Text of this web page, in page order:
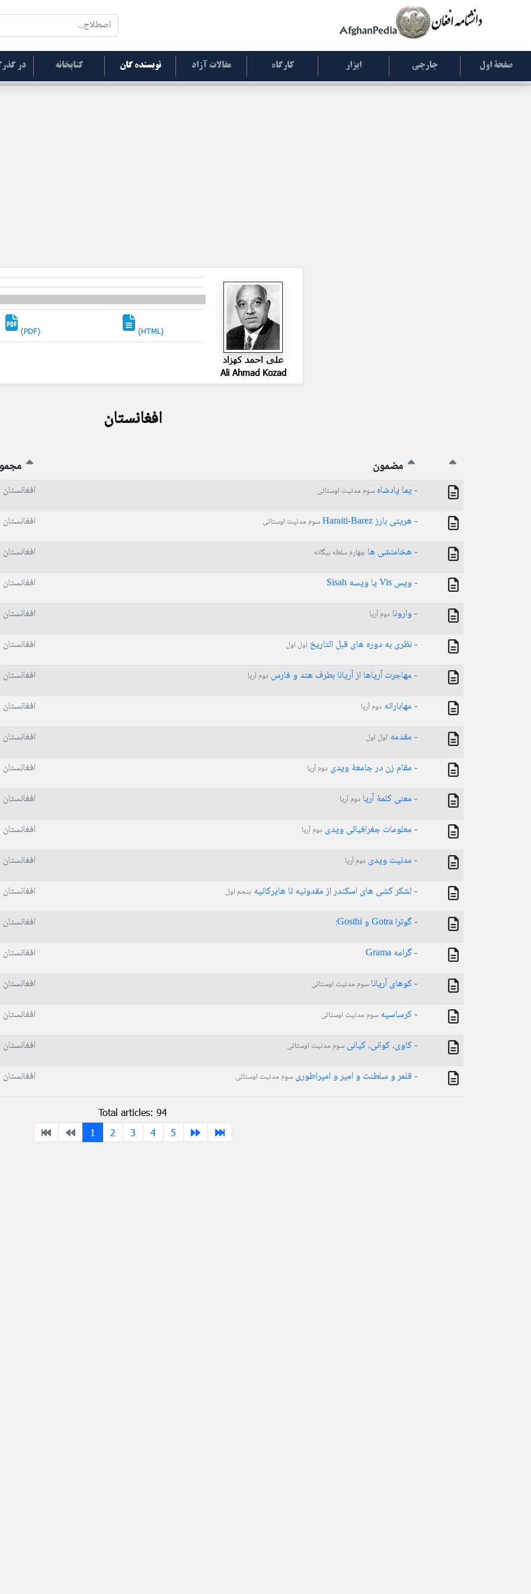
صفحۀ اول جارچی ابزار کارگاه مقالات آزاد نویسنده گان کتابخانه در
(PDF) (HTML)
علی احمد کهزاد
Ali Ahmad Kozad
افغانستان
مضمون
- یما پادشاه سوم مدنیت اوستائی افغانستان
- هریتی بارز Haraiti-Barez
سوم مدنیت اوستائی افغانستان
- هخامنشی ها چهارم سلطه بیگانه افغانستان
- ویس Vis یا ویسه Sisah
افغانستان
- وارونا دوم آریا افغانستان
- نظری به دوره های قبل التاریخ اول اول افغانستان
- مهاجرت آریاها از آریانا بطرف هند و فارس دوم آریا افغانستان
- مهاباراته دوم آریا افغانستان
- مقدمه اول اول افغانستان
- مقام زن در جامعۀ ویدی دوم آریا افغانستان
- معنی کلمۀ آریا دوم آریا افغانستان
- معلومات جغرافیائی ویدی دوم آریا افغانستان
- مدنیت ویدی دوم آریا افغانستان
- لشکر کشی های اسکندر از مقدونیه تا هایرکانیه بنجم اول افغانستان
- گوترا Gotra و Gosthi:
افغانستان
- گرامه Grama
افغانستان
- کوهای آریانا سوم مدنیت اوستائی افغانستان
- کرساسپه سوم مدنیت اوستائی افغانستان
- کاوی، کوانی، کیانی سوم مدنیت اوستائی افغانستان
- قلمر و سلطنت و امیر و امپراطوری سوم مدنیت اوستائی افغانستان
Total articles: 94
1
2 3 4 5